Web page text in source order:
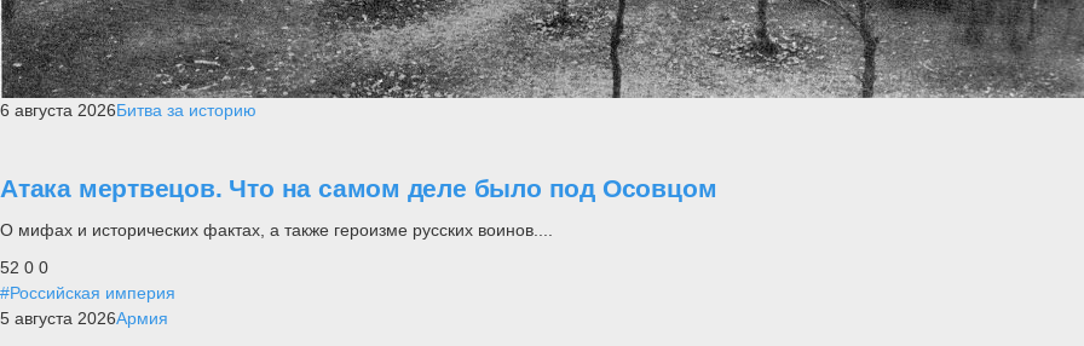
6 августа 2026Битва за историю
Атака мертвецов. Что на самом деле было под Осовцом
О мифах и исторических фактах, а также героизме русских воинов....
52 0 0
#Российская империя
5 августа 2026Армия